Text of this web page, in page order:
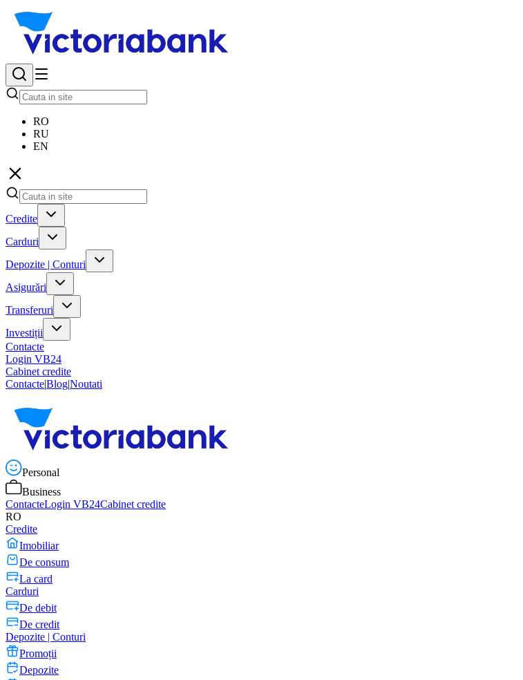
RO
RU
EN
Credite
Carduri
Depozite | Conturi
Asigurări
Transferuri
Investiții
Contacte
Login VB24
Cabinet credite
Contacte|Blog|Noutati
Personal
Business
ContacteLogin VB24Cabinet credite
RO
Credite
Imobiliar
De consum
La card
Carduri
De debit
De credit
Depozite | Conturi
Promoții
Depozite